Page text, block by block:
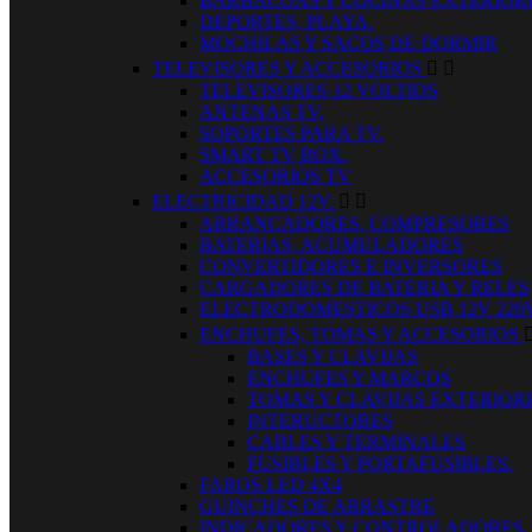
DEPORTES, PLAYA.
MOCHILAS Y SACOS DE DORMIR
TELEVISORES Y ACCESORIOS  
TELEVISORES 12 VOLTIOS
ANTENAS TV.
SOPORTES PARA TV.
SMART TV BOX.
ACCESORIOS TV
ELECTRICIDAD 12V.  
ARRANCADORES, COMPRESORES
BATERIAS, ACUMULADORES
CONVERTIDORES E INVERSORES
CARGADORES DE BATERIA Y RELES
ELECTRODOMESTICOS USB 12V
ENCHUFES, TOMAS Y ACCESORIOS 
BASES Y CLAVIJAS
ENCHUFES Y MARCOS
TOMAS Y CLAVIJAS
INTERUCTORES
CABLES Y TERMINALES
FUSIBLES Y PORTAFUSIBLES.
FAROS LED 4X4
GUINCHES DE ARRASTRE
INDICADORES Y CONTROLADORES